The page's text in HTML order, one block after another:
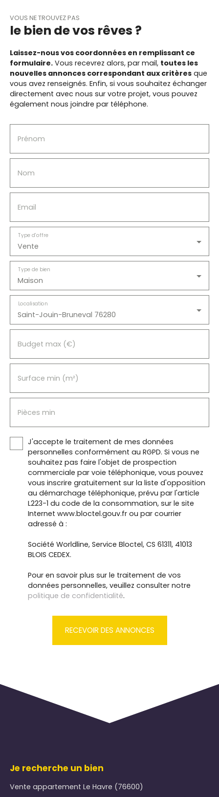
VOUS NE TROUVEZ PAS
le bien de vos rêves ?
Laissez-nous vos coordonnées en remplissant ce
formulaire. Vous recevrez alors, par mail, toutes les
nouvelles annonces correspondant aux critères que
vous avez renseignés. Enfin, si vous souhaitez échanger
directement avec nous sur votre projet, vous pouvez
également nous joindre par téléphone.
Prénom
Nom
Email
Vente
Type d'offre
Maison
Type de bien
Saint-Jouin-Bruneval 76280
Localisation
Budget max (€)
Surface min (m²)
Pièces min
J'accepte le traitement de mes données
personnelles conformément au RGPD. Si vous ne
souhaitez pas faire l'objet de prospection
commerciale par voie téléphonique, vous pouvez
vous inscrire gratuitement sur la liste d'opposition
au démarchage téléphonique, prévu par l'article
L223-1 du code de la consommation, sur le site
Internet www.bloctel.gouv.fr ou par courrier
adressé à :
Société Worldline, Service Bloctel, CS 61311, 41013
BLOIS CEDEX.
Pour en savoir plus sur le traitement de vos
données personnelles, veuillez consulter notre
politique de confidentialité.
RECEVOIR DES ANNONCES
Je recherche un bien
Vente appartement Le Havre (76600)